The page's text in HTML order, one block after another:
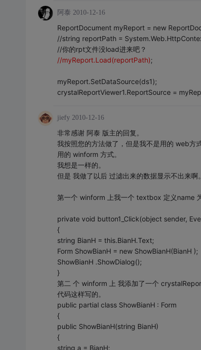
阿泰 2010-12-16
ReportDocument myReport = new
//string reportPath =
//你的rpt文件没load进来吧？
//myReport.Load(reportPath);
myReport.SetDataSource(ds1);
crystalReportViewer1.ReportSource =
jiefy 2010-12-16
非常感谢 阿泰 版主的回复。
我按照您的方法做了，但是我不是用的 web方
用的 winform 方式。
我想是一样的。
但是 我做了以后 过滤出来的数据显示不出来啊
第一个 winform 上我一个 textbox 定义name
private void button1_Click(object sender,
{
string BianH = this.BianH.Text;
Form ShowBianH = new ShowBianH(BianH );
ShowBianH .ShowDialog();
}
第二 个 winform 上 我添加了一个
代码这样写的。
public partial class ShowBianH : Form
{
public ShowBianH(string BianH)
{
string a = BianH;